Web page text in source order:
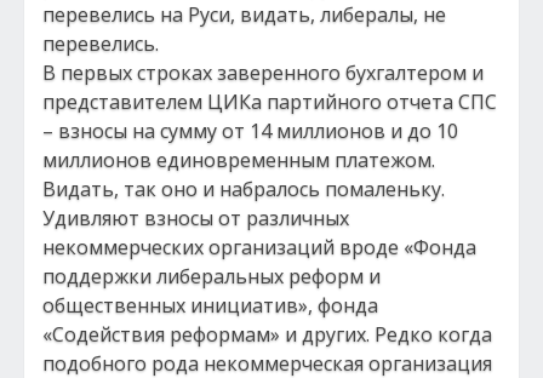
перевелись на Руси, видать, либералы, не
перевелись.
В первых строках заверенного бухгалтером и
представителем ЦИКа партийного отчета СПС
– взносы на сумму от 14 миллионов и до 10
миллионов единовременным платежом.
Видать, так оно и набралось помаленьку.
Удивляют взносы от различных
некоммерческих организаций вроде «Фонда
поддержки либеральных реформ и
общественных инициатив», фонда
«Содействия реформам» и других. Редко когда
подобного рода некоммерческая организация